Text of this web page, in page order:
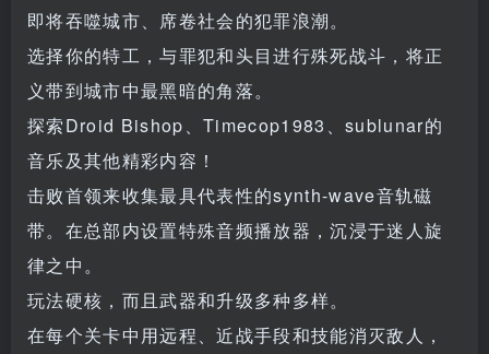
即将吞噬城市、席卷社会的犯罪浪潮。
选择你的特工，与罪犯和头目进行殊死战斗，将正
义带到城市中最黑暗的角落。
探索Droid Bishop、Timecop1983、sublunar的
音乐及其他精彩内容！
击败首领来收集最具代表性的synth-wave音轨磁
带。在总部内设置特殊音频播放器，沉浸于迷人旋
律之中。
玩法硬核，而且武器和升级多种多样。
在每个关卡中用远程、近战手段和技能消灭敌人，